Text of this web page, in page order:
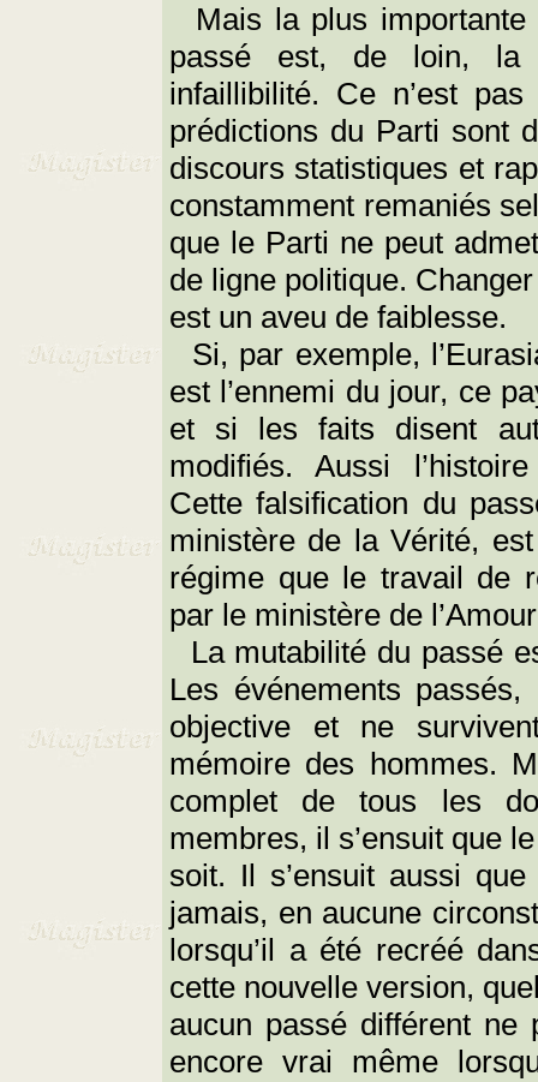
Mais la plus importante
passé est, de loin, la
infaillibilité. Ce n’est
prédictions du Parti sont
discours statistiques et
constamment remaniés
que le Parti ne peut
de ligne politique.
est un aveu de faiblesse.
Si, par exemple,
est l’ennemi du jour, ce
et si les faits disent
modifiés. Aussi
Cette falsification du
ministère de la Vérité,
régime que le travail de
par le ministère de
La mutabilité du passé
Les événements passés,
objective et ne
mémoire des hommes.
complet de tous les
membres, il s’ensuit que
soit. Il s’ensuit aussi
jamais, en aucune
lorsqu’il a été recréé
cette nouvelle version,
aucun passé différent
encore vrai même